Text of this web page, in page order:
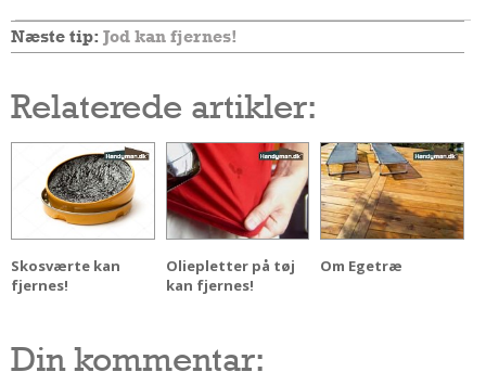
GARTNER
Beplantning
Skadedyr
Om Værktøj
Andet
RENGØRING
Rengøring Af Overflader
Pletleksikon
Næste tip: Jod kan fjernes!
Relaterede artikler:
Skosværte kan
fjernes!
Oliepletter på tøj
kan fjernes!
Om Egetræ
Din kommentar: